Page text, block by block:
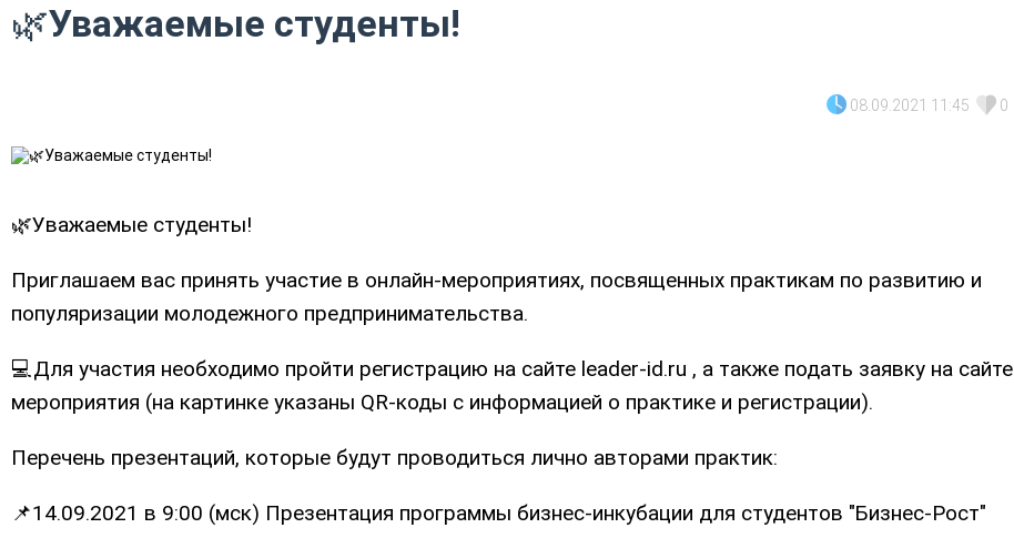
🌿Уважаемые студенты!
08.09.2021 11:45 0
🌿Уважаемые студенты!
Приглашаем вас принять участие в онлайн-мероприятиях, посвященных практикам по развитию и
популяризации молодежного предпринимательства.
💻Для участия необходимо пройти регистрацию на сайте leader-id.ru , а также подать заявку на сайте
мероприятия (на картинке указаны QR-коды с информацией о практике и регистрации).
Перечень презентаций, которые будут проводиться лично авторами практик:
📌14.09.2021 в 9:00 (мск) Презентация программы бизнес-инкубации для студентов "Бизнес-Рост"